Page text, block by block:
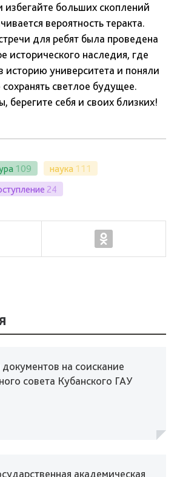
больших скоплений
вероятность теракта.
для ребят была проведена
исторического наследия, где
историю университета и поняли
светлое будущее.
берегите себя и своих близких!
109 наука 111
24
на соискание
совета Кубанского ГАУ
академическая